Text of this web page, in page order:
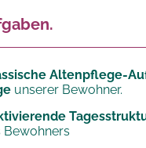
Altenpflege-
unserer Bewohner.
Bewohners